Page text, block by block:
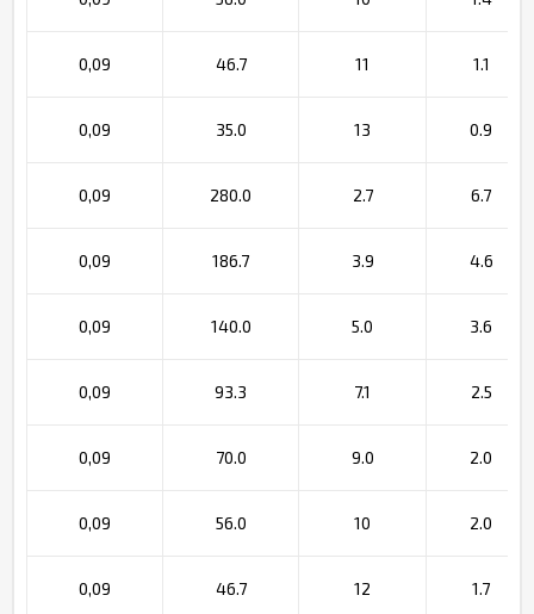
0,09 46.7 11 1.1
0,09 35.0 13 0.9
0,09 280.0 2.7 6.7
0,09 186.7 3.9 4.6
0,09 140.0 5.0 3.6
0,09 93.3 7.1 2.5
0,09 70.0 9.0 2.0
0,09 56.0 10 2.0
0,09 46.7 12 1.7